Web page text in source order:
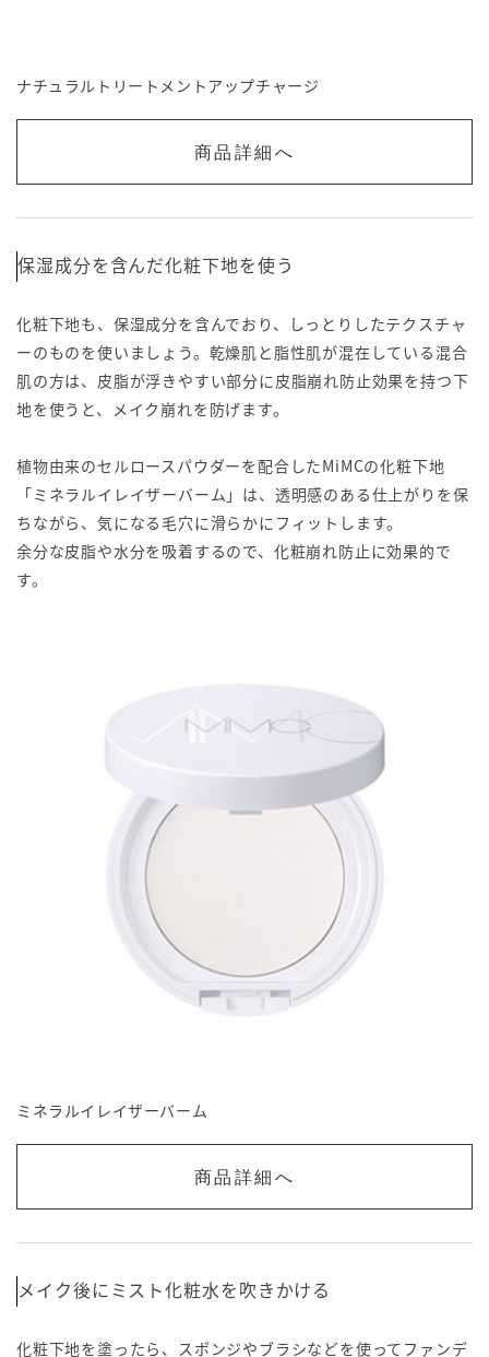
ナチュラルトリートメントアップチャージ
商品詳細へ
保湿成分を含んだ化粧下地を使う
化粧下地も、保湿成分を含んでおり、しっとりしたテクスチャ
ーのものを使いましょう。乾燥肌と脂性肌が混在している混合
肌の方は、皮脂が浮きやすい部分に皮脂崩れ防止効果を持つ下
地を使うと、メイク崩れを防げます。
植物由来のセルロースパウダーを配合したMiMCの化粧下地
「ミネラルイレイザーバーム」は、透明感のある仕上がりを保
ちながら、気になる毛穴に滑らかにフィットします。
余分な皮脂や水分を吸着するので、化粧崩れ防止に効果的で
す。
ミネラルイレイザーバーム
商品詳細へ
メイク後にミスト化粧水を吹きかける
化粧下地を塗ったら、スポンジやブラシなどを使ってファンデ